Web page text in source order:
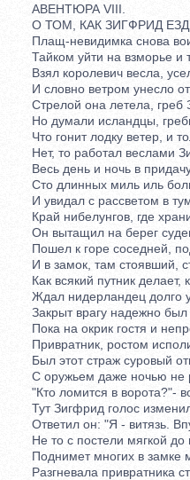
АВЕНТЮРА VIII.
О ТОМ, КАК ЗИГФРИД
Плащ-невидимка снова
Тайком уйти на взморье и
Взял королевич весла,
И словно ветром унесло от
Стрелой она летела, греб
Но думали исландцы,
Что гонит лодку ветер, и
Нет, то работал веслами
Весь день и ночь в
Сто длинных миль иль
И увидал с рассветом в
Край нибелунгов, где
Он вытащил на берег
Пошел к горе соседней,
И в замок, там стоявший,
Как всякий путник делает,
Ждал нидерландец долго у
Закрыт врагу надежно был
Пока на окрик гостя и
Привратник, ростом
Был этот страж суровый
С оружьем даже ночью не
"Кто ломится в ворота?"-
Тут Зигфрид голос
Ответил он: "Я - витязь.
Не то с постели мягкой до
Поднимет многих в замке
Разгневала привратника